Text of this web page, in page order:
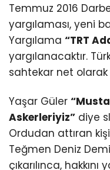
Temmuz 2016
yargılaması, yeni
Yargılama “TRT
yargılanacaktır.
sahtekar net
Yaşar Güler
Askerleriyiz” diye
Ordudan attıran
Teğmen Deniz
çıkarılınca,